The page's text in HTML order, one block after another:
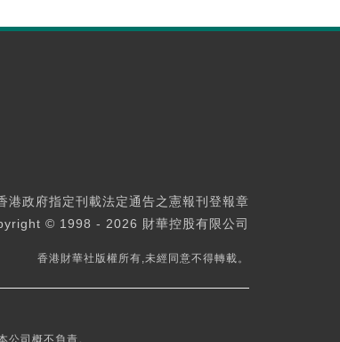
港政府指定刊載法定通告之憲報刊登報章
© 1998 - 2026 財華控股有限公司
香港財華社版權所有,未經同意不得轉載。